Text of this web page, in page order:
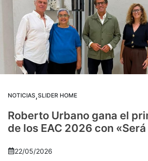
NOTICIAS,SLIDER HOME
Roberto Urbano gana el
de los EAC 2026 con
22/05/2026